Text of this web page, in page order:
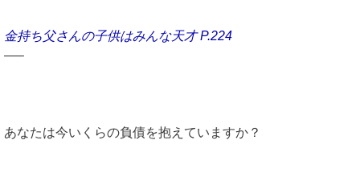
金持ち父さんの子供はみんな天才 P.224
—–
あなたは今いくらの負債を抱えていますか？